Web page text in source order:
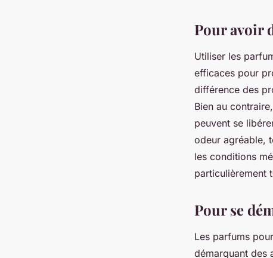
Pour avoir
Utiliser les
efficaces pour
différence des
Bien au
peuvent se
odeur agréable,
les conditions
particulièrement
Pour se
Les parfums
démarquant des